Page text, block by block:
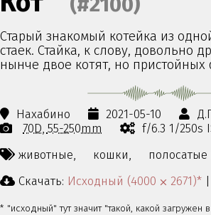
Старый знакомый котейка из
стаек. Стайка, к слову, довольно
нынче двое котят, но пристойных
Нахабино 2021-05-10
70D 55-250mm
f/6.3 1/250s
животные,
кошки,
Скачать: Исходный (4000 ⨉ 2671)* |
* "исходный" тут значит "такой, какой загружен